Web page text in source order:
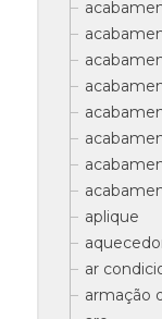
aplique
ar
armação